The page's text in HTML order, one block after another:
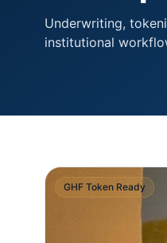
Underwriting,
institutional
GHF Token Ready